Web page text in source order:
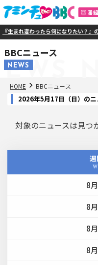
番
生まれ変わったら何になりたい？』
BBCニュース
NEWS
HOME BBCニュース
2026年5月17日（日）のニ
対象のニュースは見つ
8
8
8
8